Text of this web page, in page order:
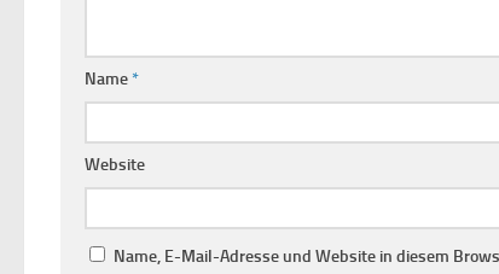
Name*
Website
Name, E-Mail-Adresse und Website in diesem